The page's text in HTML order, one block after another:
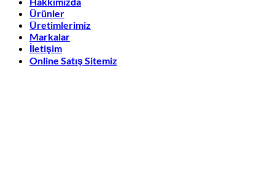
Ürünler
Üretimlerimiz
Markalar
İletişim
Online Satış Sitemiz